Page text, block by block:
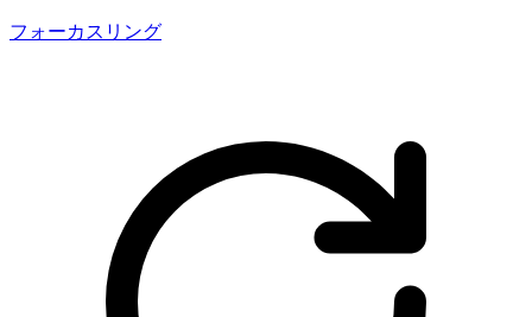
フォーカスリング